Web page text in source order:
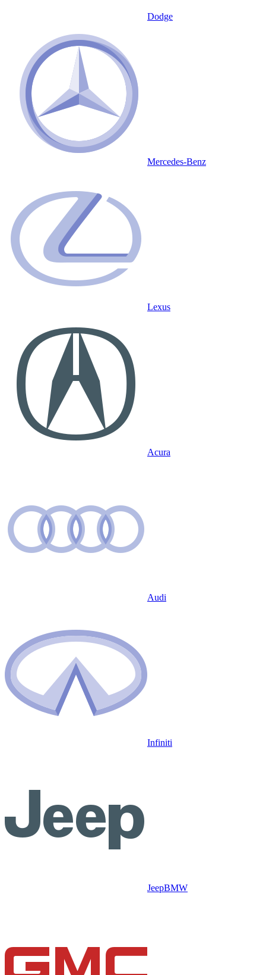
Dodge
Mercedes-Benz
Lexus
Acura
Audi
Infiniti
JeepBMW